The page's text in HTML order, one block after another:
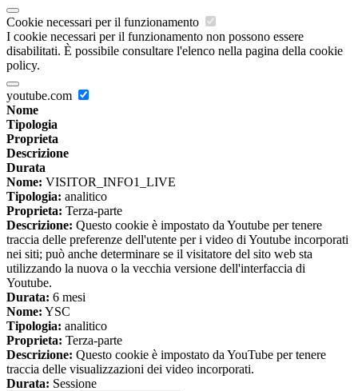
Cookie necessari per il funzionamento
I cookie necessari per il funzionamento non possono essere
disabilitati. È possibile consultare l'elenco nella pagina della cookie
policy.
youtube.com
Nome
Tipologia
Proprieta
Descrizione
Durata
Nome: VISITOR_INFO1_LIVE
Tipologia: analitico
Proprieta: Terza-parte
Descrizione: Questo cookie è impostato da Youtube per tenere
traccia delle preferenze dell'utente per i video di Youtube incorporati
nei siti; può anche determinare se il visitatore del sito web sta
utilizzando la nuova o la vecchia versione dell'interfaccia di
Youtube.
Durata: 6 mesi
Nome: YSC
Tipologia: analitico
Proprieta: Terza-parte
Descrizione: Questo cookie è impostato da YouTube per tenere
traccia delle visualizzazioni dei video incorporati.
Durata: Sessione